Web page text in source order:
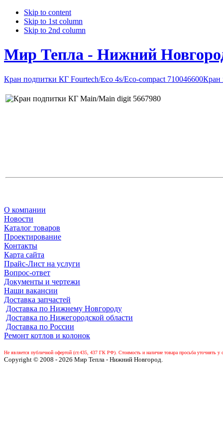
Skip to content
Skip to 1st column
Skip to 2nd column
Мир Тепла - Нижний
Кран подпитки КГ Fourtech/Eco 4s/Eco-compact 710046600Кран
О компании
Новости
Каталог товаров
Проектирование
Контакты
Карта сайта
Прайс-Лист на услуги
Вопрос-ответ
Документы и чертежи
Наши вакансии
Доставка запчастей
Доставка по Нижнему Новгороду
Доставка по Нижегородской области
Доставка по России
Ремонт котлов и колонок
Не является публичной офертой (ст.435, 437 ГК РФ). Стоимость и наличие товара просьба уточнять
Copyright © 2008 - 2026 Мир Тепла - Нижний Новгород.